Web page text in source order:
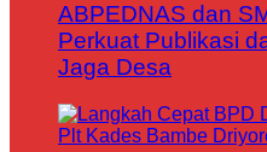
ABPEDNAS dan
Perkuat Publikasi
Jaga Desa